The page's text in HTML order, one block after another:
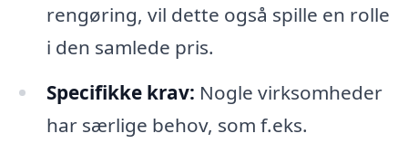
rengøring, vil dette også spille en rolle
i den samlede pris.
Specifikke krav: Nogle virksomheder
har særlige behov, som f.eks.